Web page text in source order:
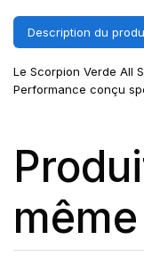
Description du
Le Scorpion Verde All
Performance conçu